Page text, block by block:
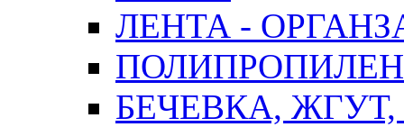
ЛЕНТА -
БЕЧЕВКА,